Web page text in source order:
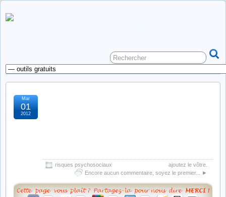
risques psychosociaux
ajoutez le vôtre.
Encore aucun commentaire, soyez le premier... ►
Mar
01
2012